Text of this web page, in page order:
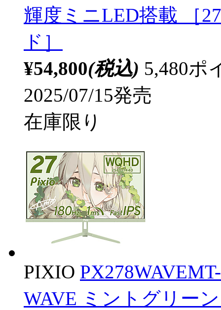
輝度ミニLED搭載 ［
ド］
¥54,800(税込) 5,480ポ
2025/07/15発売
在庫限り
PIXIO
WAVE ミントグリー